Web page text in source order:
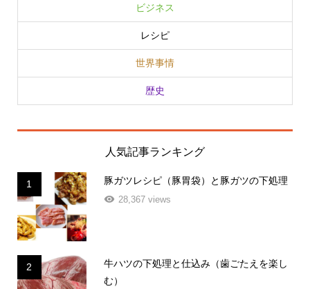
ビジネス
レシピ
世界事情
歴史
人気記事ランキング
1 豚ガツレシピ（豚胃袋）と豚ガツの下処理
28,367 views
2
牛ハツの下処理と仕込み（歯ごたえを楽し
む）